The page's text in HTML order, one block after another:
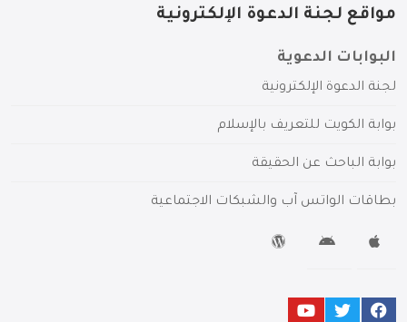
مواقع لجنة الدعوة الإلكترونية
البوابات الدعوية
لجنة الدعوة الإلكترونية
بوابة الكويت للتعريف بالإسلام
بوابة الباحث عن الحقيقة
بطاقات الواتس آب والشبكات الاجتماعية